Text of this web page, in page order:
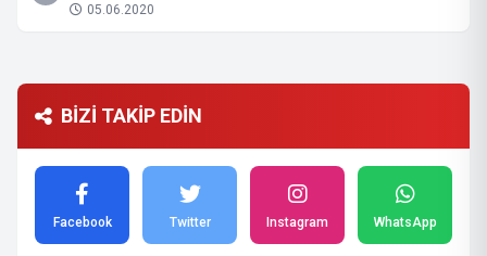
05.06.2020
BİZİ TAKİP EDİN
Facebook Twitter Instagram WhatsApp